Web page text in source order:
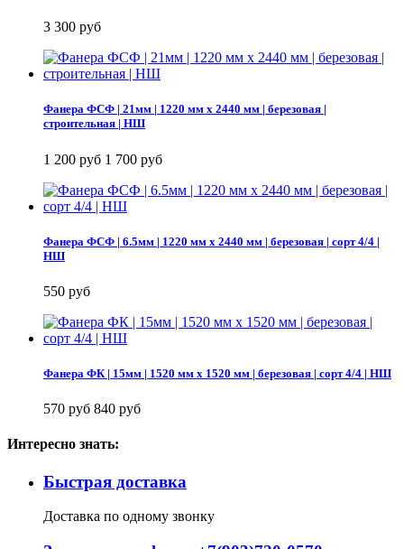
3 300 руб
Фанера ФСФ | 21мм | 1220 мм х 2440 мм | березовая |
строительная | НШ
1 200 руб 1 700 руб
Фанера ФСФ | 6.5мм | 1220 мм х 2440 мм | березовая | сорт 4/4 |
НШ
550 руб
Фанера ФК | 15мм | 1520 мм х 1520 мм | березовая | сорт 4/4 | НШ
570 руб 840 руб
Интересно знать:
Быстрая доставка
Доставка по одному звонку